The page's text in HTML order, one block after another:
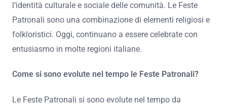
l’identità culturale e sociale delle comunità. Le Feste
Patronali sono una combinazione di elementi religiosi e
folkloristici. Oggi, continuano a essere celebrate con
entusiasmo in molte regioni italiane.
Come si sono evolute nel tempo le Feste Patronali?
Le Feste Patronali si sono evolute nel tempo da